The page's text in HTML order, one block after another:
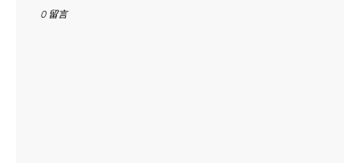
0 留言